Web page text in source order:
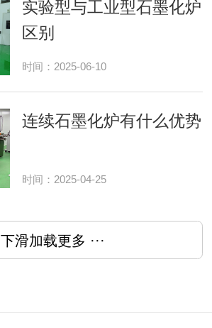
实验型与工业型石墨化炉
区别
时间：2025-06-10
连续石墨化炉有什么优势
时间：2025-04-25
下滑加载更多 ···